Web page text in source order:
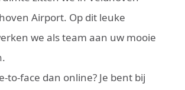
Airport. Op dit leuke
we als team aan uw mooie
to-face dan online? Je bent bij